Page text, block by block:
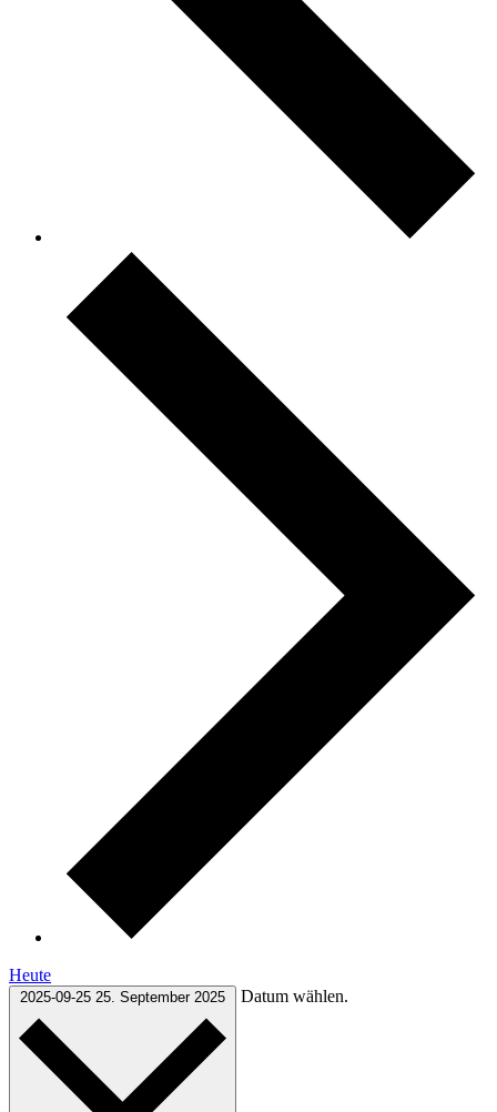
Heute
2025-09-25 25. September 2025 Datum wählen.